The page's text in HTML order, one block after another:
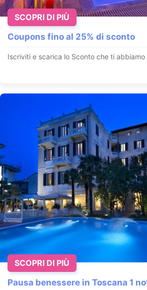
Coupons fino al 25% di sconto
Iscriviti e scarica lo Sconto che ti abbiamo
SCOPRI DI PIÙ
Pausa benessere in Toscana 1
SCOPRI DI PIÙ